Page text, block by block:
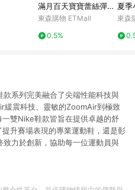
滿月百天寶寶蕾絲彈力
禮服套裝影樓攝影道具
東森購物 ETMall
0.5%
夏季
裙女
東森
系列完美融合了尖端性能科技與
緩震科技、靈敏的ZoomAir到極致
雙Nike鞋款皆旨在提供卓越的舒
升賽場表現的專業運動鞋，還是彰
力於創新，協助每一位運動員與